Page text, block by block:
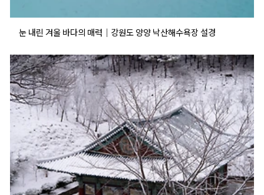
눈 내린 겨울 바다의 매력｜강원도 양양 낙산해수욕장 설경